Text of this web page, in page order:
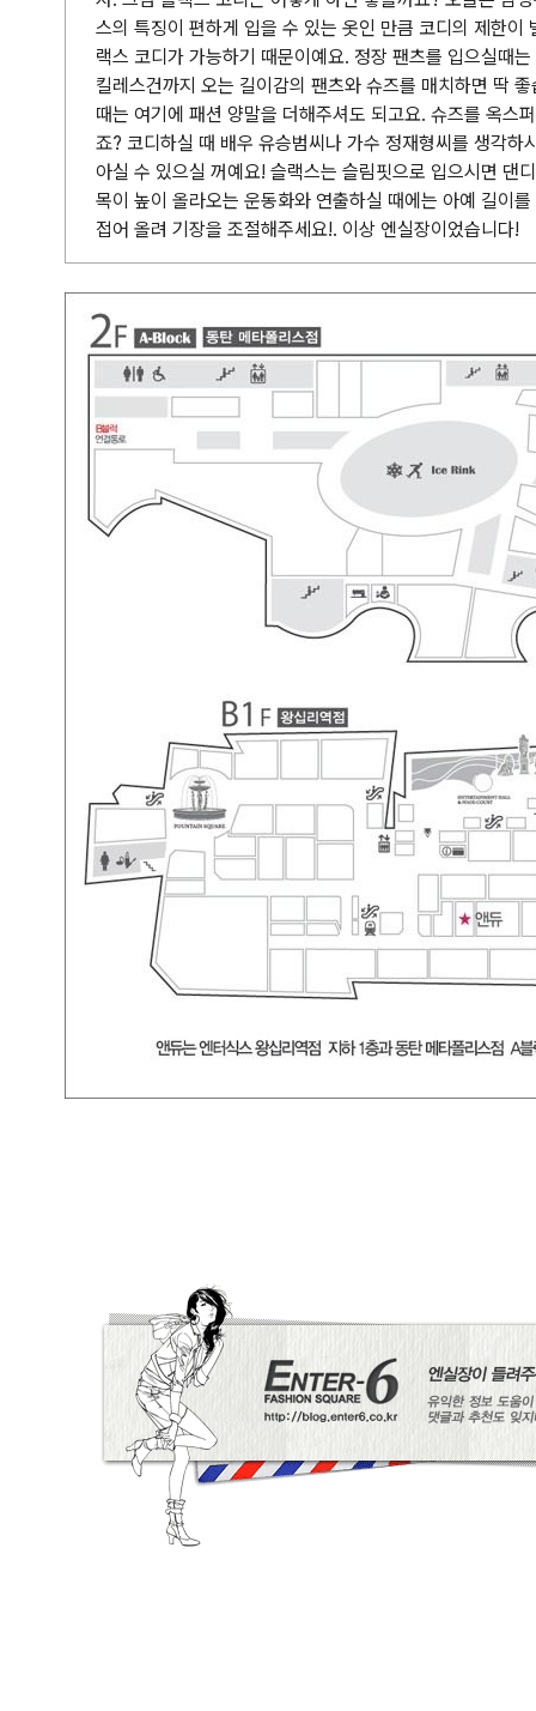
스의 특징이 편하게 입을 수 있는 옷인 만큼 코디의 제한이
랙스 코디가 가능하기 때문이예요. 정장 팬츠를 입으실때
킬레스건까지 오는 길이감의 팬츠와 슈즈를 매치하면 딱
때는 여기에 패션 양말을 더해주셔도 되고요. 슈즈를 옥스
죠? 코디하실 때 배우 유승범씨나 가수 정재형씨를 생각하
아실 수 있으실 꺼예요! 슬랙스는 슬림핏으로 입으시면 댄
목이 높이 올라오는 운동화와 연출하실 때에는 아예 길이
접어 올려 기장을 조절해주세요!. 이상 엔실장이었습니다!